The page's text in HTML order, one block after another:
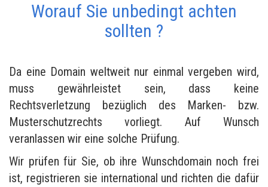
Worauf Sie unbedingt achten
sollten ?
Da eine Domain weltweit nur einmal vergeben wird,
muss gewährleistet sein, dass keine
Rechtsverletzung bezüglich des Marken- bzw.
Musterschutzrechts vorliegt. Auf Wunsch
veranlassen wir eine solche Prüfung.
Wir prüfen für Sie, ob ihre Wunschdomain noch frei
ist, registrieren sie international und richten die dafür